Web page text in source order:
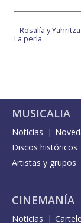
Rosalía y
La perla
MUSICALIA
Noticias
Discos históricos
Artistas y grupos
CINEMANÍA
Noticias